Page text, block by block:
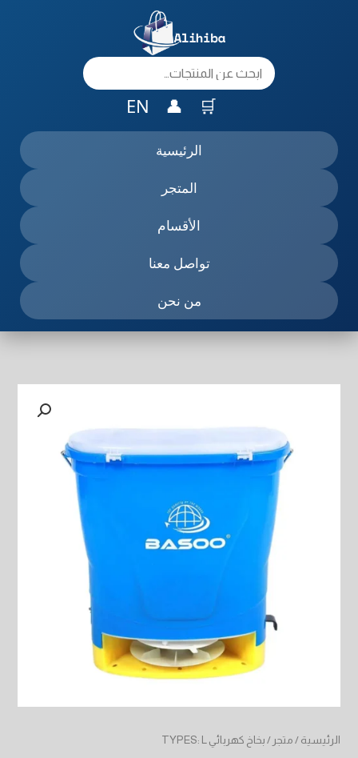
🛒
👤
EN
الرئيسية
المتجر
الأقسام
تواصل معنا
من نحن
الرئيسية / متجر / بخاخ كهربائي TYPES: L